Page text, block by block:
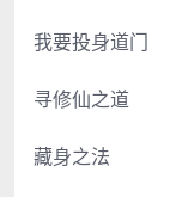
我要投身道门
寻修仙之道
藏身之法